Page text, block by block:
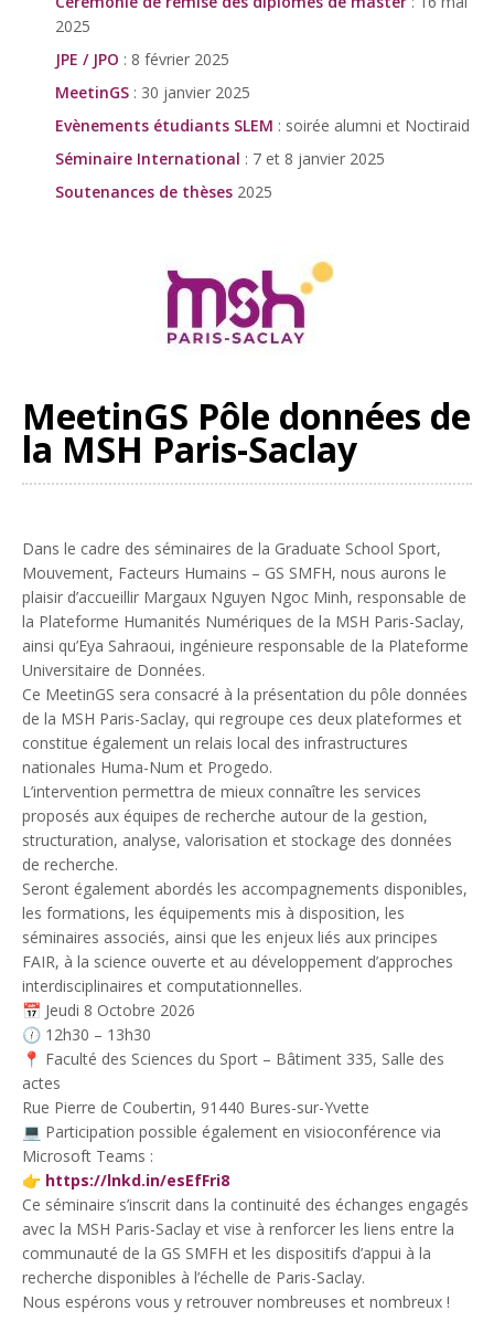
2025
JPE / JPO : 8 février 2025
MeetinGS : 30 janvier 2025
Evènements étudiants SLEM : soirée alumni et Noctiraid
Séminaire International : 7 et 8 janvier 2025
Soutenances de thèses 2025
MeetinGS Pôle données de
la MSH Paris-Saclay
Dans le cadre des séminaires de la Graduate School Sport,
Mouvement, Facteurs Humains – GS SMFH, nous aurons le
plaisir d’accueillir Margaux Nguyen Ngoc Minh, responsable de
la Plateforme Humanités Numériques de la MSH Paris-Saclay,
ainsi qu’Eya Sahraoui, ingénieure responsable de la Plateforme
Universitaire de Données.
Ce MeetinGS sera consacré à la présentation du pôle données
de la MSH Paris-Saclay, qui regroupe ces deux plateformes et
constitue également un relais local des infrastructures
nationales Huma-Num et Progedo.
L’intervention permettra de mieux connaître les services
proposés aux équipes de recherche autour de la gestion,
structuration, analyse, valorisation et stockage des données
de recherche.
Seront également abordés les accompagnements disponibles,
les formations, les équipements mis à disposition, les
séminaires associés, ainsi que les enjeux liés aux principes
FAIR, à la science ouverte et au développement d’approches
interdisciplinaires et computationnelles.
📅 Jeudi 8 Octobre 2026
🕧 12h30 – 13h30
📍 Faculté des Sciences du Sport – Bâtiment 335, Salle des
actes
Rue Pierre de Coubertin, 91440 Bures-sur-Yvette
💻 Participation possible également en visioconférence via
Microsoft Teams :
👉 https://lnkd.in/esEfFri8
Ce séminaire s’inscrit dans la continuité des échanges engagés
avec la MSH Paris-Saclay et vise à renforcer les liens entre la
communauté de la GS SMFH et les dispositifs d’appui à la
recherche disponibles à l’échelle de Paris-Saclay.
Nous espérons vous y retrouver nombreuses et nombreux !